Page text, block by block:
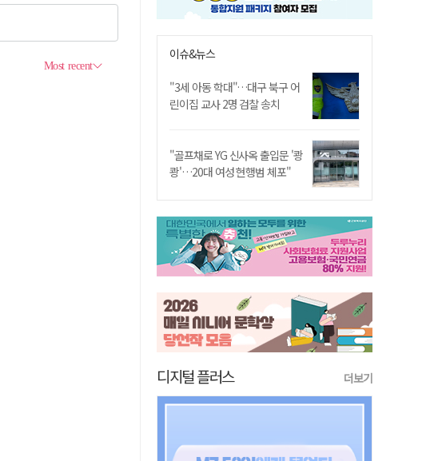
이슈&뉴스
"3세 아동 학대"…대구 북구 어
린이집 교사 2명 검찰 송치
"골프채로 YG 신사옥 출입문 '쾅
쾅'…20대 여성 현행범 체포"
디지털 플러스 더보기